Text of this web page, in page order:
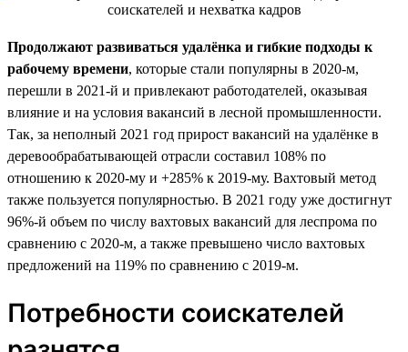
Продолжают развиваться удалёнка и гибкие подходы к
рабочему времени, которые стали популярны в 2020-м,
перешли в 2021-й и привлекают работодателей, оказывая
влияние и на условия вакансий в лесной промышленности.
Так, за неполный 2021 год прирост вакансий на удалёнке в
деревообрабатывающей отрасли составил 108% по
отношению к 2020-му и +285% к 2019-му. Вахтовый метод
также пользуется популярностью. В 2021 году уже достигнут
96%-й объем по числу вахтовых вакансий для леспрома по
сравнению с 2020-м, а также превышено число вахтовых
предложений на 119% по сравнению с 2019-м.
Потребности соискателей